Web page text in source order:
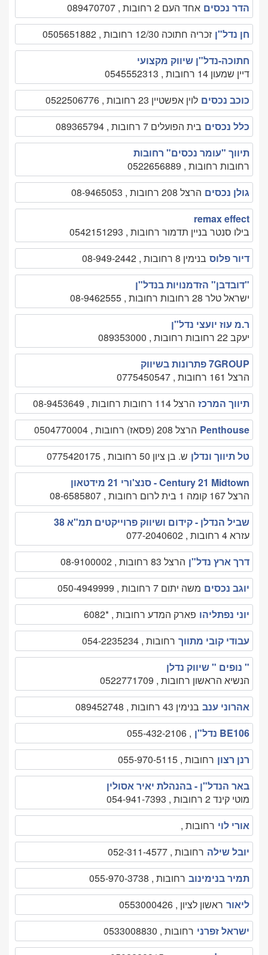
הדר נכסים אחד העם 2 רחובות , 089470707
חן נדל"ן זכריה חתוכה 12/30 רחובות , 0505651882
חתוכה-נדל"ן שיווק מקצועי
דיין שמעון 14 רחובות , 0545552313
כוכב נכסים לוין אפשטיין 23 רחובות , 0522506776
כלל נכסים בית הפועלים 7 רחובות , 089365794
תיווך "עומר נכסים" רחובות
רחובות רחובות , 0522656889
גולן נכסים הרצל 208 רחובות , 08-9465053
remax effect
בילו סנטר בניין תדמור רחובות , 0542151293
דיור פלוס בנימין 8 רחובות , 08-949-2442
"דובדבן" הזדמנויות בנדל"ן
ישראל טלר 28 רחובות רחובות , 08-9462555
ר.מ עוז יועצי נדל"ן
יעקב 22 רחובות רחובות , 089353000
7GROUP פתרונות בשיווק
הרצל 161 רחובות , 0775450547
תיווך המרכז הרצל 114 רחובות רחובות , 08-9453649
Penthouse הרצל 208 (פסאז) רחובות , 0504770004
טל תיווך ונדלן ש. בן ציון 50 רחובות , 0775420175
Century 21 Midtown - סנצ'ורי 21 מידטאון
הרצל 167 קומה 1 בית לרום רחובות , 08-6585807
שביל הנדלן - קידום ושיווק פרוייקטים תמ"א 38
עזרא 4 רחובות , 077-2040602
דרך ארץ נדל"ן הרצל 83 רחובות , 08-9100002
יוגב נכסים משה יתום 7 רחובות , 050-4949999
יוני נפתליהו פארק המדע רחובות , *6082
עבודי קובי מתווך רחובות , 054-2235234
" נופים " שיווק נדלן
הנשיא הראשון רחובות , 0522771709
אהרוני ענב בנימין 43 רחובות , 089452748
BE106 נדל"ן
, 055-432-2106
רנן רצון רחובות , 055-970-5115
באר הנדל"ן - בהנהלת יאיר אסולין
מוטי קינד 2 רחובות , 054-941-7393
אורי לוי רחובות ,
יובל שילה רחובות , 052-311-4577
תמיר בנימינוב רחובות , 055-970-3738
ליאור ראשון לציון , 0553000426
ישראל זפרני רחובות , 0533008830